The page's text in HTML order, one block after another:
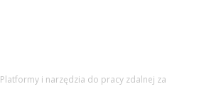
Platformy i narzędzia do pracy zdalnej za